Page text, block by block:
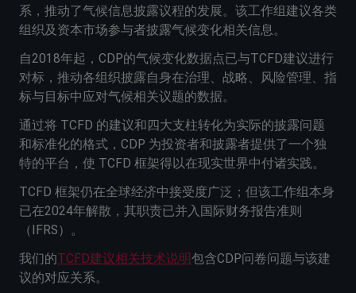
系，推动了气候信息披露议程的发展。该工作组建议各类
组织及资本市场参与者披露气候变化相关信息。
自2018年起，CDP的气候变化数据点已与TCFD建议进行
对标，推动各组织披露自身在治理、战略、风险管理、指
标与目标中应对气候相关议题的数据。
通过将 TCFD 的建议和四大支柱转化为实际的披露问题
和标准化的格式，CDP 为投资者和披露者提供了一个独
特的平台，使 TCFD 框架得以在现实世界中付诸实践。
TCFD 框架仍在全球经济中接受度广泛；但该工作组本身
已在2024年解散，其职责已并入国际财务报告准则
（IFRS）。
我们的TCFD建议相关技术说明包含CDP问卷问题与该建
议的对应关系。